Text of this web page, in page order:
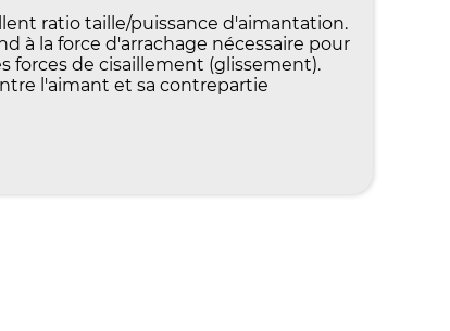
ratio taille/puissance d'aimantation.
à la force d'arrachage nécessaire pour
forces de cisaillement (glissement).
l'aimant et sa contrepartie